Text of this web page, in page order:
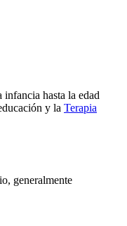
hasta la edad
y la Terapia
generalmente